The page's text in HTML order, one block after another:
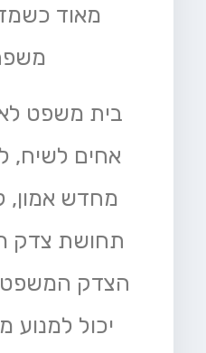
מאוד
בית משפט לא
אחים לשיח,
מחדש אמון,
תחושת צדק
הצדק
יכול